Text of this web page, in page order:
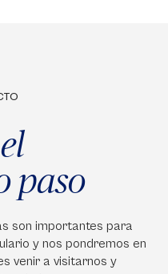
paso
son importantes para
y nos pondremos en
venir a visitarnos y